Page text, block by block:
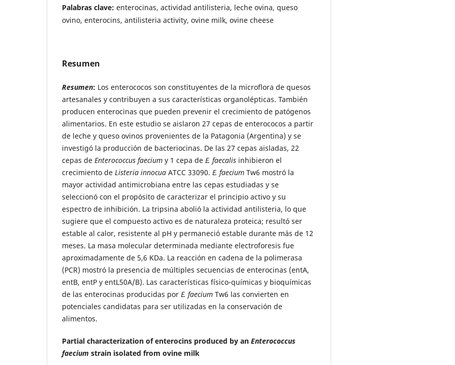
Palabras clave: enterocinas, actividad antilisteria, leche ovina, queso
ovino, enterocins, antilisteria activity, ovine milk, ovine cheese
Resumen
Resumen: Los enterococos son constituyentes de la microflora de quesos
artesanales y contribuyen a sus características organolépticas. También
producen enterocinas que pueden prevenir el crecimiento de patógenos
alimentarios. En este estudio se aislaron 27 cepas de enterococos a partir
de leche y queso ovinos provenientes de la Patagonia (Argentina) y se
investigó la producción de bacteriocinas. De las 27 cepas aisladas, 22
cepas de Enterococcus faecium y 1 cepa de E. faecalis inhibieron el
crecimiento de Listeria innocua ATCC 33090. E. faecium Tw6 mostró la
mayor actividad antimicrobiana entre las cepas estudiadas y se
seleccionó con el propósito de caracterizar el principio activo y su
espectro de inhibición. La tripsina abolió la actividad antilisteria, lo que
sugiere que el compuesto activo es de naturaleza proteica; resultó ser
estable al calor, resistente al pH y permaneció estable durante más de 12
meses. La masa molecular determinada mediante electroforesis fue
aproximadamente de 5,6 KDa. La reacción en cadena de la polimerasa
(PCR) mostró la presencia de múltiples secuencias de enterocinas (entA,
entB, entP y entL50A/B). Las características físico-químicas y bioquímicas
de las enterocinas producidas por E. faecium Tw6 las convierten en
potenciales candidatas para ser utilizadas en la conservación de
alimentos.
Partial characterization of enterocins produced by an Enterococcus
faecium strain isolated from ovine milk